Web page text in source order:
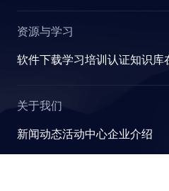
资源与学习
软件下载学习培训认证知识库
关于我们
新闻动态活动中心企业介绍